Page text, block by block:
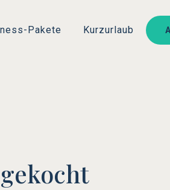
Pakete Kurzurlaub